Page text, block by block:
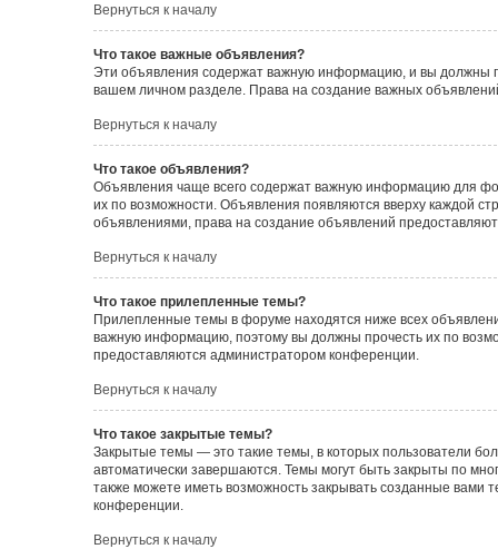
Вернуться к началу
Что такое важные объявления?
Эти объявления содержат важную информацию, и вы должны
вашем личном разделе. Права на создание важных
Вернуться к началу
Что такое объявления?
Объявления чаще всего содержат важную информацию для
их по возможности. Объявления появляются вверху каждой
объявлениями, права на создание объявлений
Вернуться к началу
Что такое прилепленные темы?
Прилепленные темы в форуме находятся ниже всех
важную информацию, поэтому вы должны прочесть их по
предоставляются администратором конференции.
Вернуться к началу
Что такое закрытые темы?
Закрытые темы — это такие темы, в которых пользователи
автоматически завершаются. Темы могут быть закрыты по
также можете иметь возможность закрывать созданные вами
конференции.
Вернуться к началу